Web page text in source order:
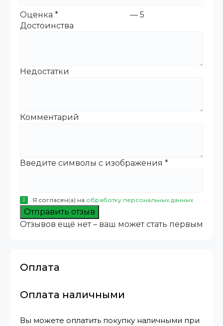
Оценка * — 5
Достоинства
Недостатки
Комментарий
Введите символы с изображения *
Я согласен(а) на обработку персональных данных
Отправить отзыв
Отзывов ещё нет – ваш может стать первым
Оплата
Оплата наличными
Вы можете оплатить покупку наличными при